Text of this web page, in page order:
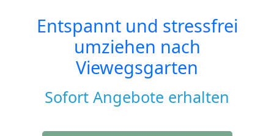
Entspannt und stressfrei
umziehen nach
Viewegsgarten
Sofort Angebote erhalten